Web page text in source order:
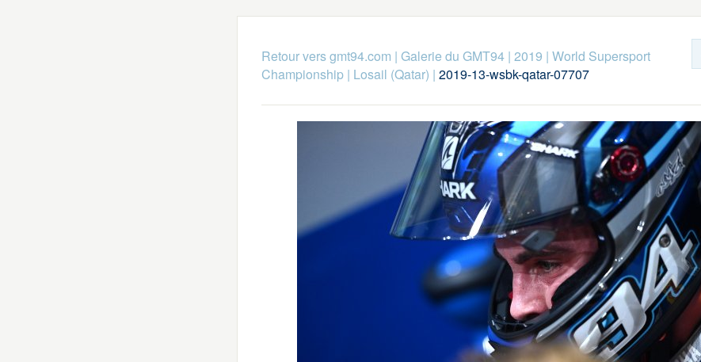
Retour vers gmt94.com | Galerie du GMT94| 2019 | World Supersport
Championship| Losail (Qatar) | 2019-13-wsbk-qatar-07707